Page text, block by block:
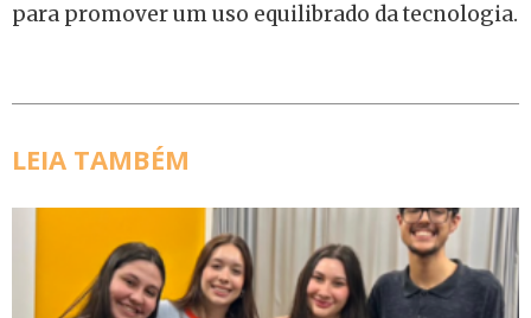
para promover um uso equilibrado da tecnologia.
LEIA TAMBÉM